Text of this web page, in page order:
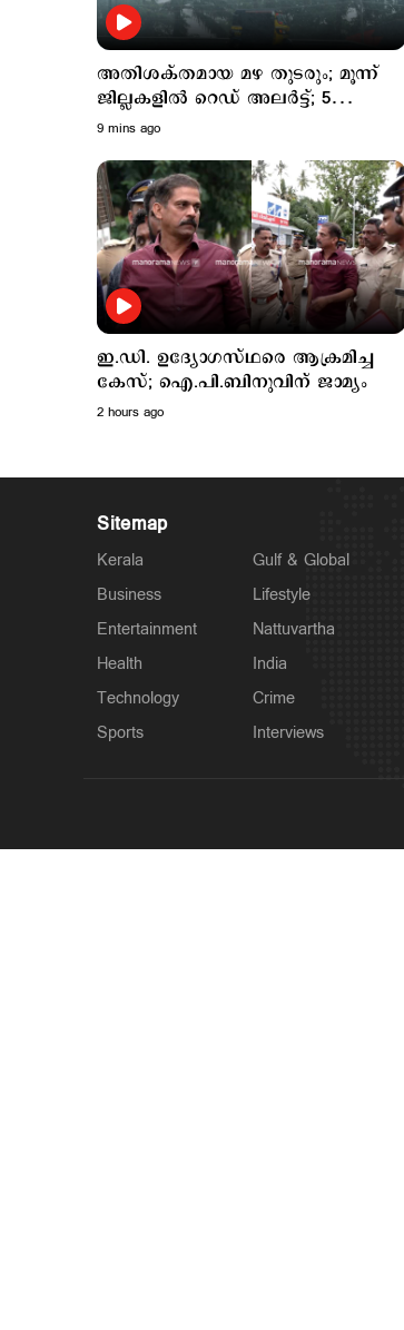
അതിശക്തമായ മഴ തുടരും; മൂന്ന്
ജില്ലകളില്‍ റെ‍ഡ് അലര്‍ട്ട്; 5
ജില്ലകളില്‍ ഓറഞ്ച് അലര്‍ട്ട്
9 mins ago
ഇ.ഡി. ഉദ്യോഗസ്ഥരെ ആക്രമിച്ച
കേസ്; ഐ.പി.ബിനുവിന് ജാമ്യം
2 hours ago
Sitemap
Kerala
Business
Entertainment
Health
Technology
Sports
Gulf & Global
Lifestyle
Nattuvartha
India
Crime
Interviews